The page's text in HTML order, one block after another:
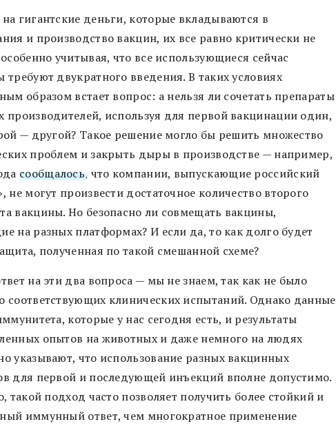
гигантские деньги, которые вкладываются в
и производство вакцин, их все равно критически не
учитывая, что все использующиеся сейчас
требуют двукратного введения. В таких условиях
образом встает вопрос: а нельзя ли сочетать препараты
производителей, используя для первой вакцинации один,
— другой? Такое решение могло бы решить множество
проблем и закрыть дыры в производстве — например,
сообщалось, что компании, выпускающие российский
не могут произвести достаточное количество второго
вакцины. Но безопасно ли совмещать вакцины,
на разных платформах? И если да, то как долго будет
полученная по такой смешанной схеме?
на эти два вопроса — мы не знаем, так как не было
соответствующих клинических испытаний. Однако данные
которые у нас сегодня есть, и результаты
опытов на животных и даже немного на людях
указывают, что использование разных вакцинных
для первой и последующей инъекций вполне допустимо.
такой подход часто позволяет получить более стойкий и
иммунный ответ, чем многократное применение